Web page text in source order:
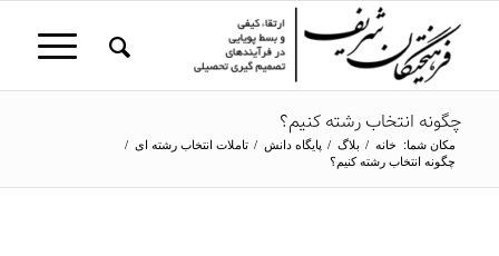
چگونه انتخاب رشته کنیم؟
مکان شما: خانه / بلاگ / پایگاه دانش / تاملات انتخاب رشته ای /
چگونه انتخاب رشته کنیم؟